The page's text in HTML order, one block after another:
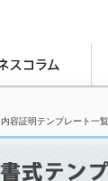
内容証明テンプレート一覧